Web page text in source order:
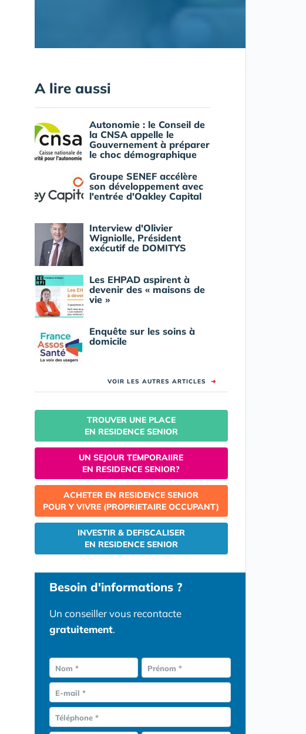
A lire aussi
Autonomie : le Conseil de
la CNSA appelle le
Gouvernement à préparer
le choc démographique
Groupe SENEF accélère
son développement avec
l'entrée d'Oakley Capital
Interview d'Olivier
Wigniolle, Président
exécutif de DOMITYS
Les EHPAD aspirent à
devenir des « maisons de
vie »
Enquête sur les soins à
domicile
VOIR LES AUTRES ARTICLES ➜
TROUVER UNE PLACE
EN RESIDENCE SENIOR
UN SEJOUR TEMPORAIIRE
EN RESIDENCE SENIOR?
ACHETER EN RESIDENCE SENIOR
POUR Y VIVRE (PROPRIETAIRE OCCUPANT)
INVESTIR & DEFISCALISER
EN RESIDENCE SENIOR
Besoin d'informations ?
Un conseiller vous recontacte
gratuitement.
Nom * Prénom *
E-mail *
Téléphone *